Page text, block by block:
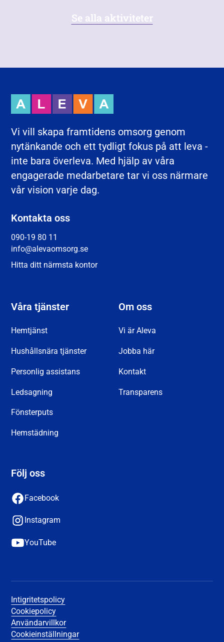
Se alla aktiviteter
Vi vill skapa framtidens omsorg genom
nytänkande och ett tydligt fokus på att leva -
inte bara överleva. Med hjälp av våra
engagerade medarbetare tar vi oss närmare
vår vision varje dag.
Kontakta oss
090-19 80 11
info@alevaomsorg.se
Hitta ditt närmsta kontor
Våra tjänster
Hemtjänst
Hushållsnära tjänster
Personlig assistans
Ledsagning
Fönsterputs
Hemstädning
Om oss
Vi är Aleva
Jobba här
Kontakt
Transparens
Följ oss
Facebook
Instagram
YouTube
Intigritetspolicy
Cookiepolicy
Användarvillkor
Cookieinställningar